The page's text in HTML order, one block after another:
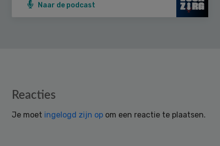
Naar de podcast
Reader
Reacties
Je moet ingelogd zijn op om een reactie te plaatsen.